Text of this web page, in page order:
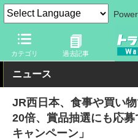
カテゴリ 過去記事
トラベル Watch 旅の情報 サ
ニュース
JR西日本、食事や買い
20倍、賞品抽選にも応募
キャンペーン」